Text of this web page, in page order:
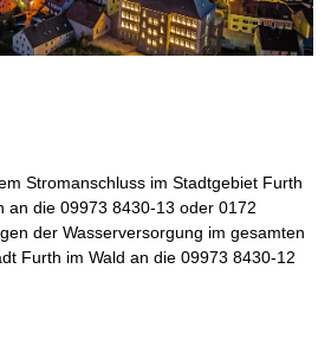
Stromanschluss im Stadtgebiet Furth
an die 09973 8430-13 oder 0172
der Wasserversorgung im gesamten
Furth im Wald an die 09973 8430-12